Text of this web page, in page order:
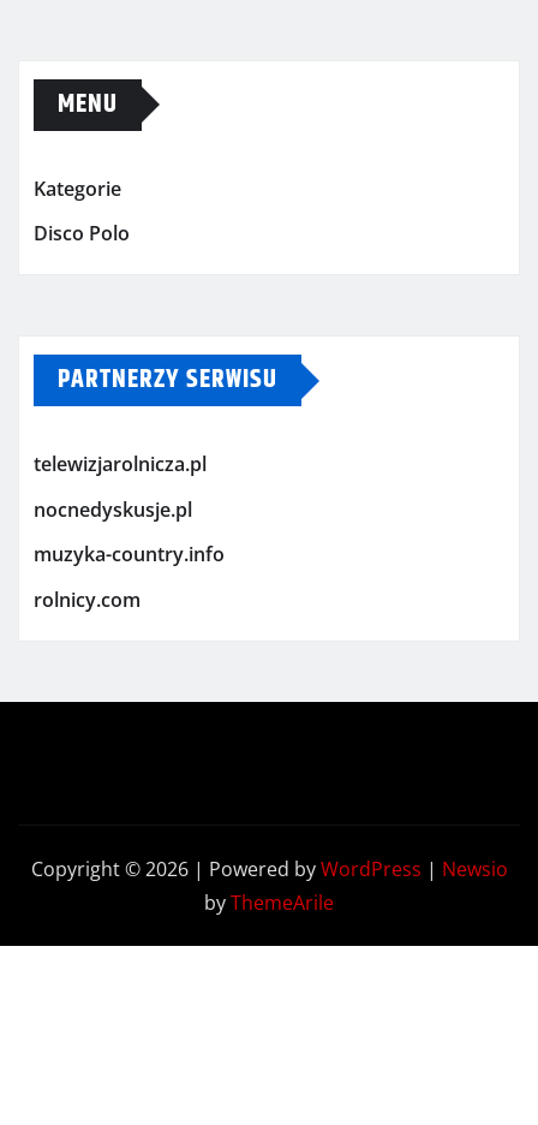
MENU
Kategorie
Disco Polo
PARTNERZY SERWISU
telewizjarolnicza.pl
nocnedyskusje.pl
muzyka-country.info
rolnicy.com
Copyright © 2026 | Powered byWordPress | Newsio
byThemeArile